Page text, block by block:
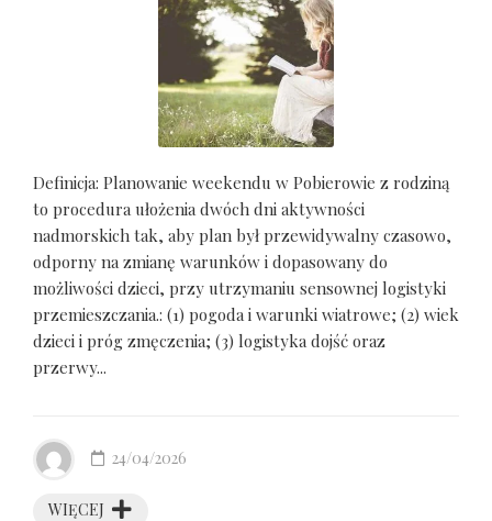
Definicja: Planowanie weekendu w Pobierowie z rodziną
to procedura ułożenia dwóch dni aktywności
nadmorskich tak, aby plan był przewidywalny czasowo,
odporny na zmianę warunków i dopasowany do
możliwości dzieci, przy utrzymaniu sensownej logistyki
przemieszczania.: (1) pogoda i warunki wiatrowe; (2) wiek
dzieci i próg zmęczenia; (3) logistyka dojść oraz
przerwy...
WIĘCEJ
24/04/2026